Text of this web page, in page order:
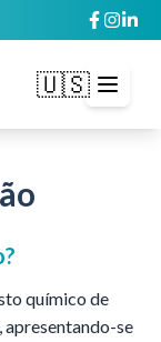
🇺🇸 Open
?
químico de
apresentando-se